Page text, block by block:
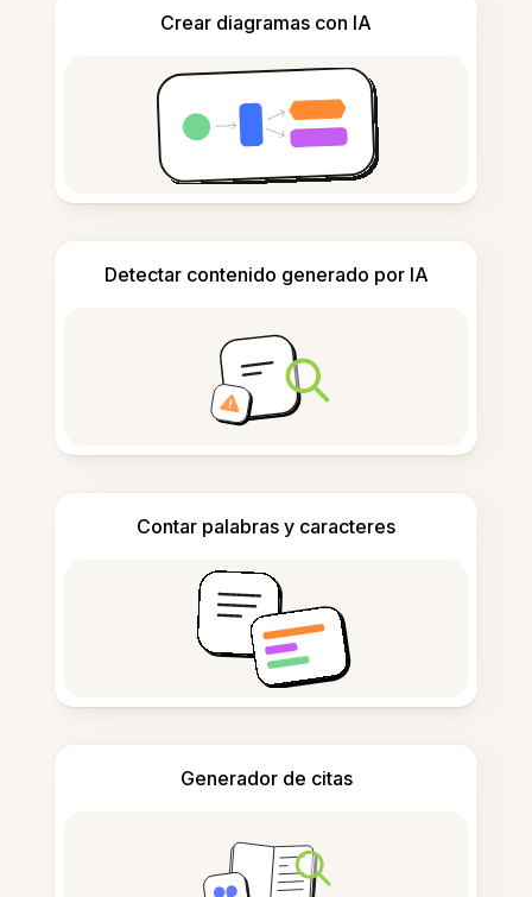
Crear diagramas con IA
Detectar contenido generado por IA
Contar palabras y caracteres
Generador de citas